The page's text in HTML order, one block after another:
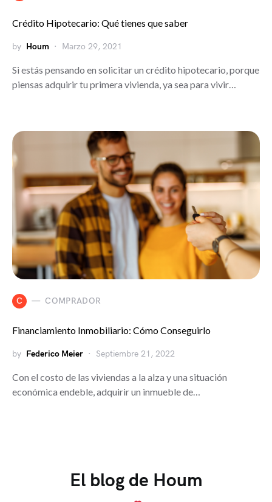
Crédito Hipotecario: Qué tienes que saber
by Houm Marzo 29, 2021
Si estás pensando en solicitar un crédito hipotecario, porque
piensas adquirir tu primera vivienda, ya sea para vivir…
C COMPRADOR
Financiamiento Inmobiliario: Cómo Conseguirlo
by Federico Meier Septiembre 21, 2022
Con el costo de las viviendas a la alza y una situación
económica endeble, adquirir un inmueble de…
El blog de Houm